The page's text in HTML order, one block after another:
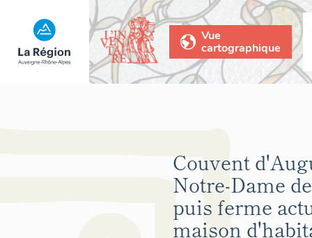
Vue
cartographique
Couvent
Notre-Dame
puis ferme
maison